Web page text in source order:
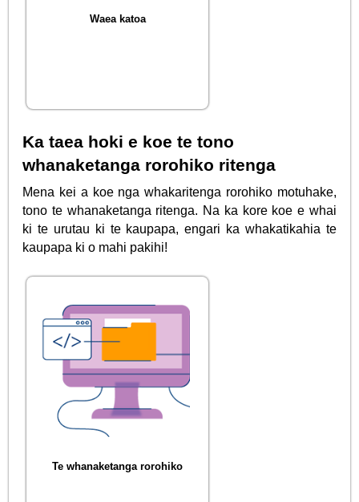
Waea katoa
Ka taea hoki e koe te tono
whanaketanga rorohiko ritenga
Mena kei a koe nga whakaritenga rorohiko motuhake,
tono te whanaketanga ritenga. Na ka kore koe e whai
ki te urutau ki te kaupapa, engari ka whakatikahia te
kaupapa ki o mahi pakihi!
Te whanaketanga rorohiko